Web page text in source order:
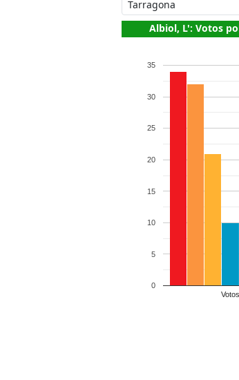
Albiol, L': Votos
Votos
0
5
10
15
20
25
30
35